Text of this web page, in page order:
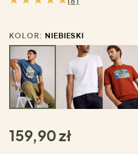
KOLOR: NIEBIESKI
159,90 zł